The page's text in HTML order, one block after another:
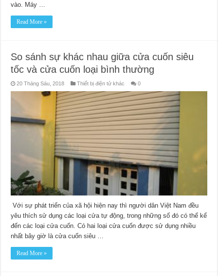
vào. Máy …
Read More »
So sánh sự khác nhau giữa cửa cuốn siêu
tốc và cửa cuốn loại bình thường
20 Tháng Sáu, 2018 Thiết bị điện tử khác 0
Với sự phát triển của xã hội hiện nay thì người dân Việt Nam đều
yêu thích sử dụng các loại cửa tự động, trong những số đó có thể kể
đến các loại cửa cuốn. Có hai loại cửa cuốn được sử dụng nhiều
nhất bây giờ là cửa cuốn siêu …
Read More »